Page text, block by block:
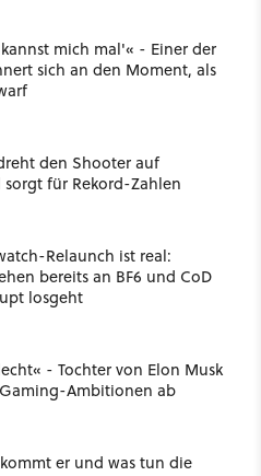
mich mal'« - Einer der
sich an den Moment, als
den Shooter auf
sorgt für Rekord-Zahlen
Relaunch ist real:
bereits an BF6 und CoD
losgeht
- Tochter von Elon Musk
Ambitionen ab
er und was tun die